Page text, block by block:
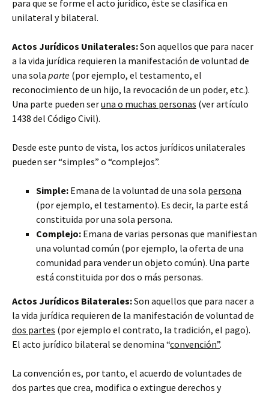
para que se forme el acto jurídico, éste se clasifica en
unilateral y bilateral.
Actos Jurídicos Unilaterales:Son aquellos que para nacer
a la vida jurídica requieren la manifestación de voluntad de
una sola parte (por ejemplo, el testamento, el
reconocimiento de un hijo, la revocación de un poder, etc.).
Una parte pueden seruna o muchas personas (ver artículo
1438 del Código Civil).
Desde este punto de vista, los actos jurídicos unilaterales
pueden ser “simples” o “complejos”.
Simple: Emana de la voluntad de una sola persona
(por ejemplo, el testamento). Es decir, la parte está
constituida por una sola persona.
Complejo: Emana de varias personas que manifiestan
una voluntad común (por ejemplo, la oferta de una
comunidad para vender un objeto común). Una parte
está constituida por dos o más personas.
Actos Jurídicos Bilaterales:Son aquellos que para nacer a
la vida jurídica requieren de la manifestación de voluntad de
dos partes (por ejemplo el contrato, la tradición, el pago).
El acto jurídico bilateral se denomina “convención”.
La convención es, por tanto, el acuerdo de voluntades de
dos partes que crea, modifica o extingue derechos y